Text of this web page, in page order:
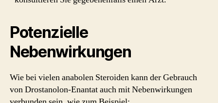
Potenzielle
Nebenwirkungen
Wie bei vielen anabolen Steroiden kann der Gebrauch
von Drostanolon-Enantat auch mit Nebenwirkungen